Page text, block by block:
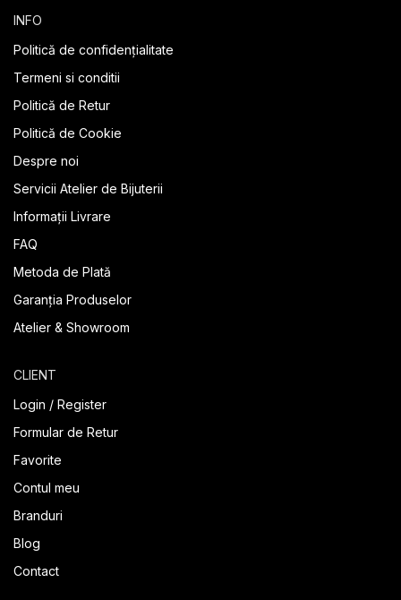
INFO
Politică de confidențialitate
Termeni si conditii
Politică de Retur
Politică de Cookie
Despre noi
Servicii Atelier de Bijuterii
Informații Livrare
FAQ
Metoda de Plată
Garanția Produselor
Atelier & Showroom
CLIENT
Login / Register
Formular de Retur
Favorite
Contul meu
Branduri
Blog
Contact